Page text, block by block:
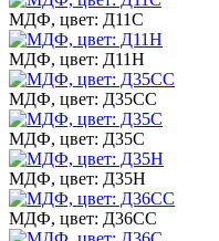
МДФ, цвет: Д11С
МДФ, цвет: Д11Н
МДФ, цвет: Д35СС
МДФ, цвет: Д35С
МДФ, цвет: Д35Н
МДФ, цвет: Д36СС